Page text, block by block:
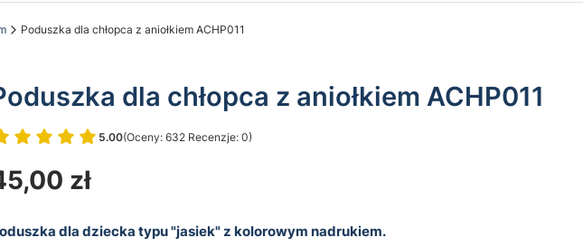
Poduszka dla chłopca z aniołkiem ACHP011
dla chłopca z aniołkiem ACHP011
5.00(Oceny: 632 Recenzje: 0)
Przejdź do sekcji Opinie
zł
dla dziecka typu "jasiek" z kolorowym nadrukiem.